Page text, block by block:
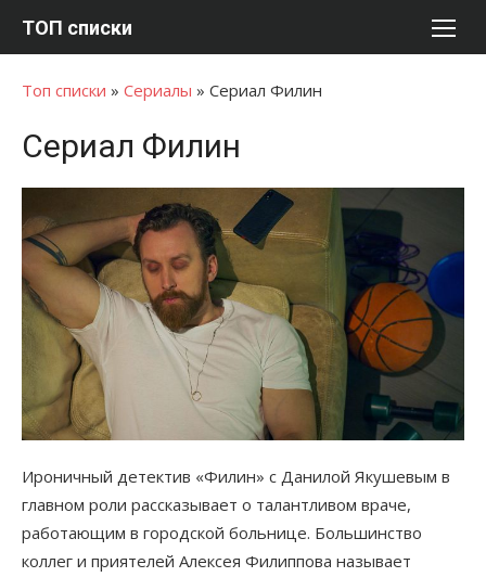
ТОП списки
Топ списки » Сериалы » Сериал Филин
Сериал Филин
Ироничный детектив «Филин» с Данилой Якушевым в
главном роли рассказывает о талантливом враче,
работающим в городской больнице. Большинство
коллег и приятелей Алексея Филиппова называет